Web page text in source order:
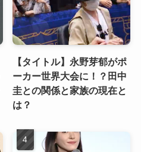
【タイトル】永野芽郁がポ
ーカー世界大会に！？田中
圭との関係と家族の現在と
は？